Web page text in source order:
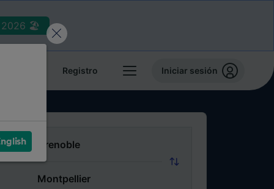
2026 🏖️
Registro Iniciar sesión